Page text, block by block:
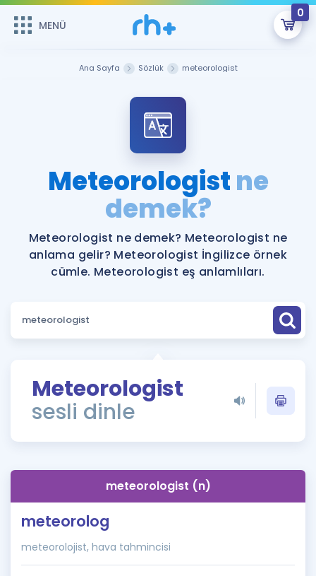
MENÜ
0
Şifremi Hatırlamıyorum
Sepetin Şu An Boş.
Remzi Hoca ile seni sınava hazırlayacak onlarca eğitim seni
bekliyor!
MENÜ
Katılımcı Görüşleri
Faydalı Araçlar
Ücretsiz Kaynaklar
Puan Hesaplama
ÖSYM Sınav Takvimi
Kampanyalar
İngilizce Gramer
İngilizce Gramer
Ana Sayfa Sözlük meteorologist
Meteorologistne
demek?
Meteorologist ne demek? Meteorologist ne
anlama gelir? Meteorologist İngilizce örnek
cümle. Meteorologist eş anlamlıları.
Meteorologist
sesli dinle
meteorologist (n)
meteorolog
meteorolojist, hava tahmincisi